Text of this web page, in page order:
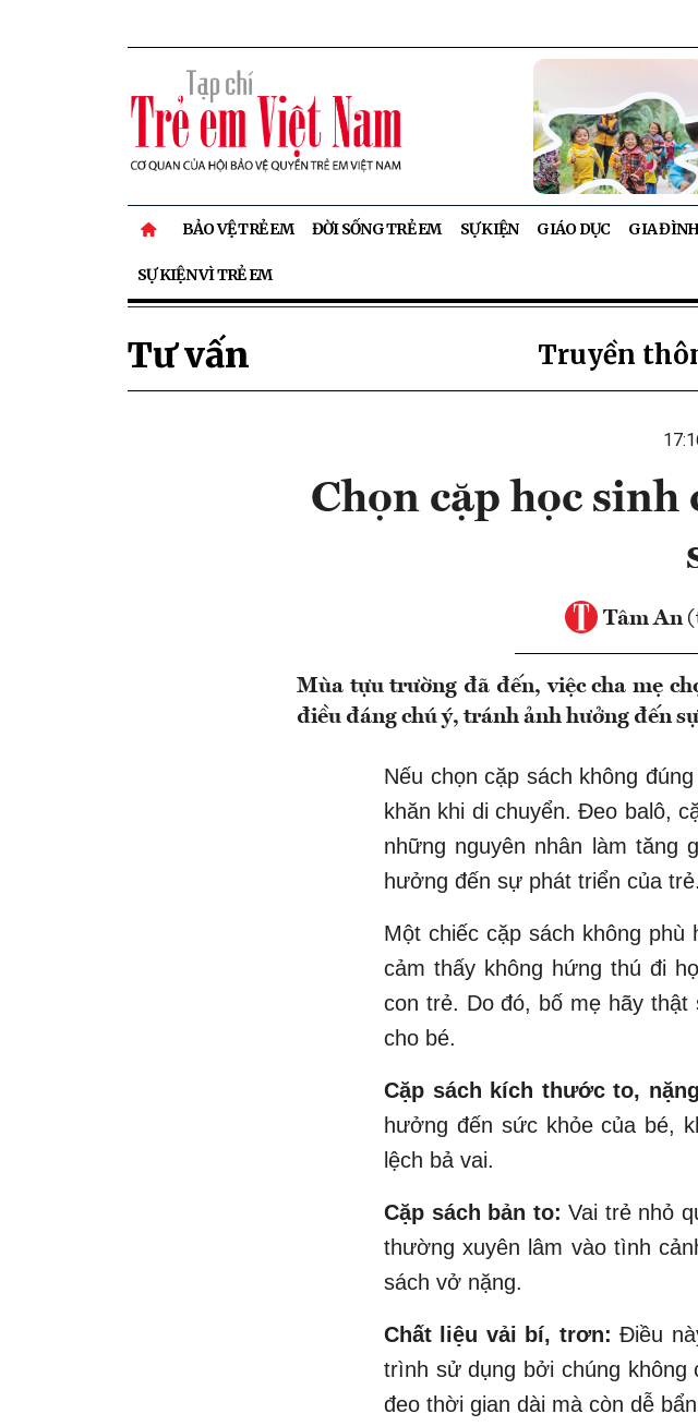
BẢO VỆ TRẺ EM ĐỜI SỐNG TRẺ EM SỰ KIỆN GIÁO DỤC GIA
SỰ KIỆN VÌ TRẺ EM
Tư vấn Truyền
Chọn cặp học
Tâm An
Mùa tựu trường đã đến, việc cha mẹ
điều đáng chú ý, tránh ảnh hưởng đến
Nếu chọn cặp sách không
khăn khi di chuyển. Đeo balô,
những nguyên nhân làm tăng
hưởng đến sự phát triển của trẻ.
Một chiếc cặp sách không
cảm thấy không hứng thú đi
con trẻ. Do đó, bố mẹ hãy
cho bé.
Cặp sách kích thước to,
hưởng đến sức khỏe của bé,
lệch bả vai.
Cặp sách bản to: Vai trẻ nhỏ
thường xuyên lâm vào tình
sách vở nặng.
Chất liệu vải bí, trơn: Điều
trình sử dụng bởi chúng không
đeo thời gian dài mà còn dễ